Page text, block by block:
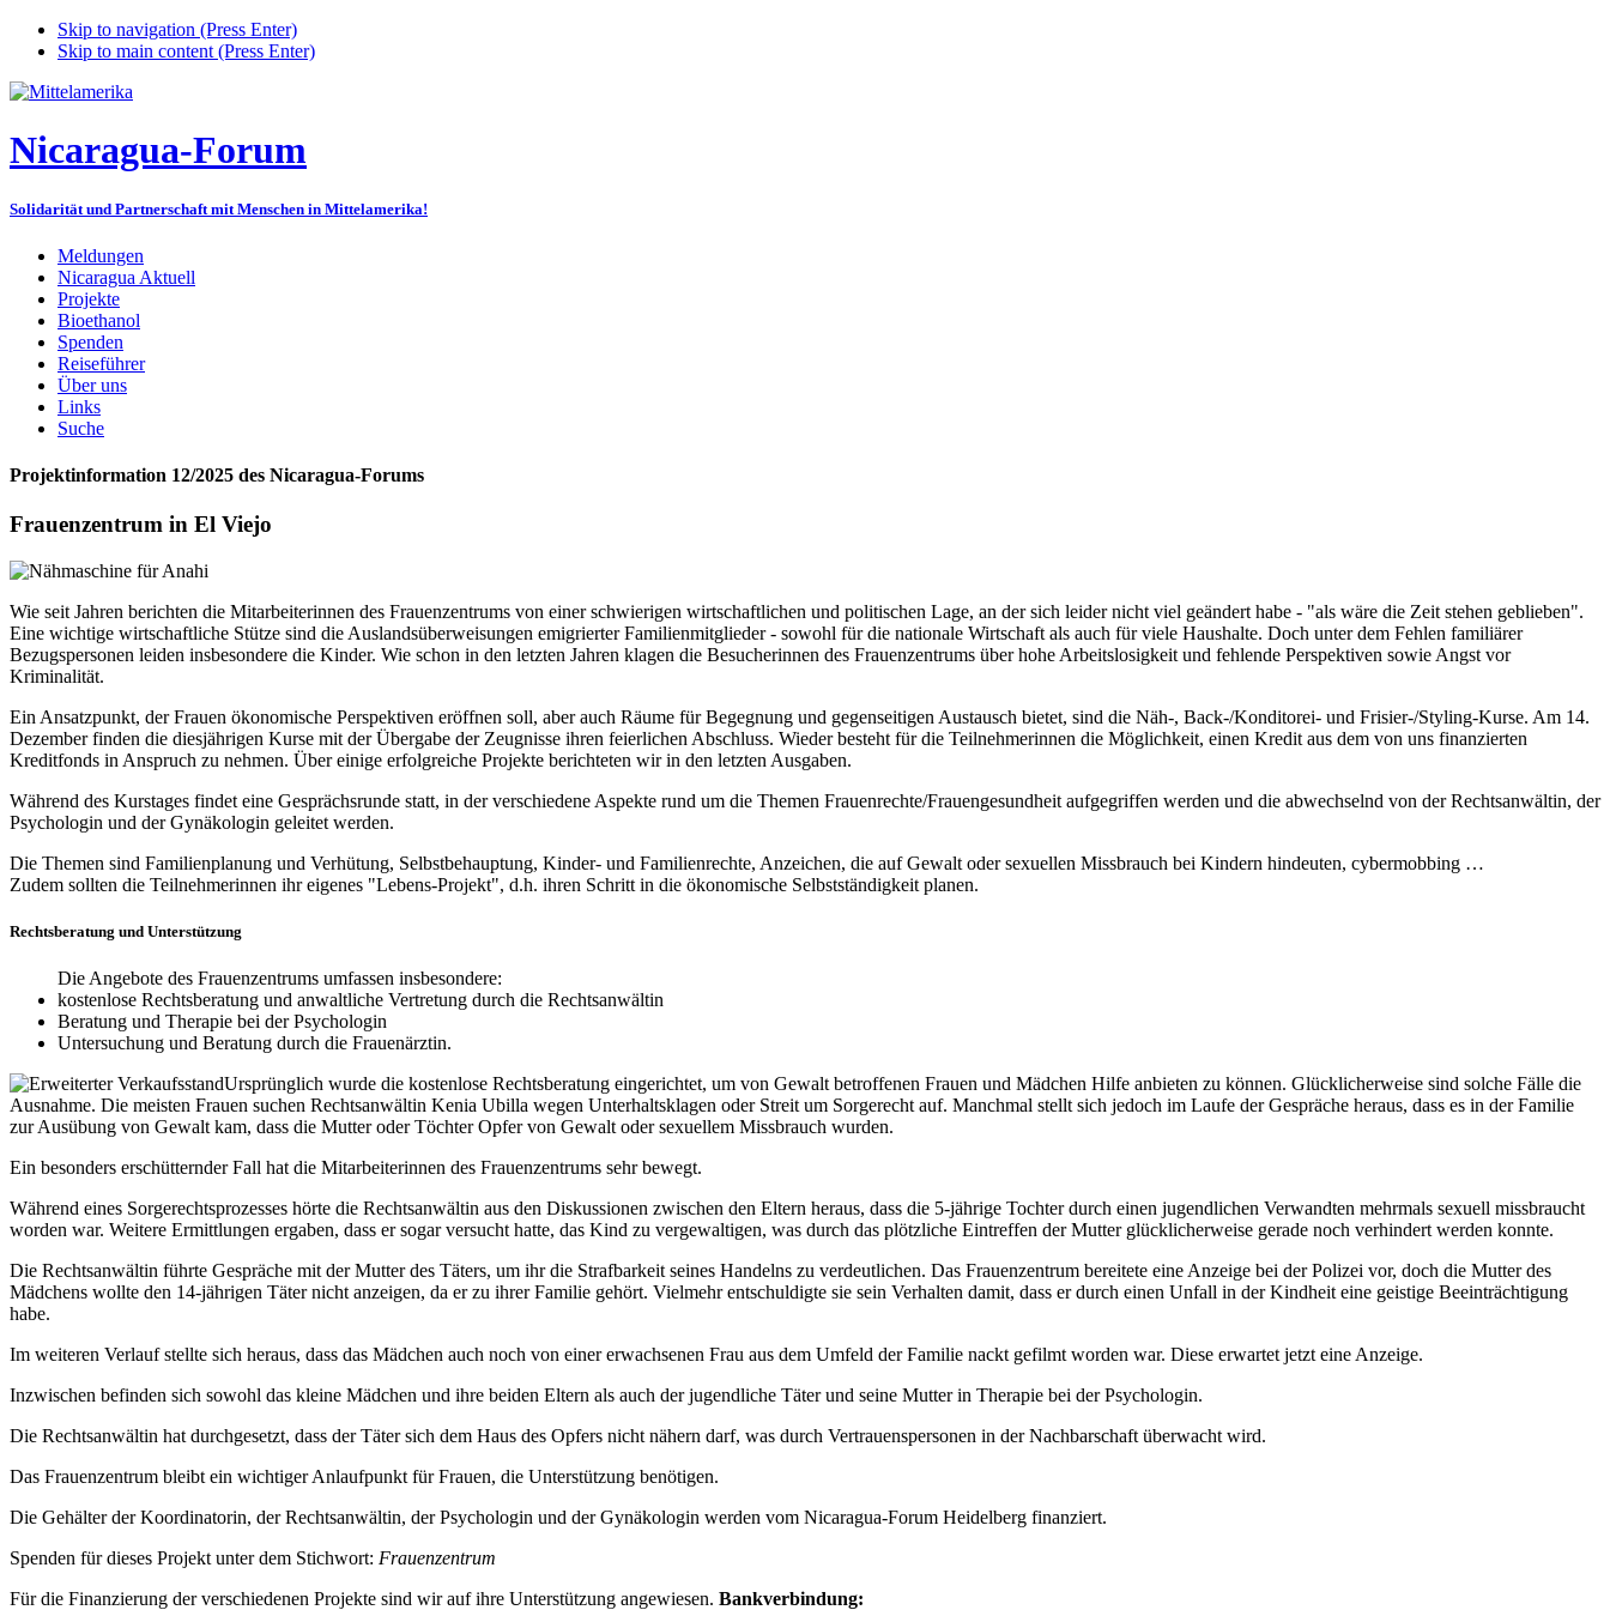
Skip to navigation (Press Enter)
Skip to main content (Press Enter)
Nicaragua-Forum
Solidarität und Partnerschaft mit Menschen in Mittelamerika!
Meldungen
Nicaragua Aktuell
Projekte
Bioethanol
Spenden
Reiseführer
Über uns
Links
Suche
Projektinformation 12/2025 des Nicaragua-Forums
Frauenzentrum in El Viejo
Wie seit Jahren berichten die Mitarbeiterinnen des Frauenzentrums von einer schwierigen wirtschaftlichen und politischen Lage, an der sich leider nicht viel geändert habe - "als wäre die Zeit stehen geblieben".
Eine wichtige wirtschaftliche Stütze sind die Auslandsüberweisungen emigrierter Familienmitglieder - sowohl für die nationale Wirtschaft als auch für viele Haushalte. Doch unter dem Fehlen familiärer
Bezugspersonen leiden insbesondere die Kinder. Wie schon in den letzten Jahren klagen die Besucherinnen des Frauenzentrums über hohe Arbeitslosigkeit und fehlende Perspektiven sowie Angst vor
Kriminalität.
Ein Ansatzpunkt, der Frauen ökonomische Perspektiven eröffnen soll, aber auch Räume für Begegnung und gegenseitigen Austausch bietet, sind die Näh-, Back-/Konditorei- und Frisier-/Styling-Kurse. Am 14.
Dezember finden die diesjährigen Kurse mit der Übergabe der Zeugnisse ihren feierlichen Abschluss. Wieder besteht für die Teilnehmerinnen die Möglichkeit, einen Kredit aus dem von uns finanzierten
Kreditfonds in Anspruch zu nehmen. Über einige erfolgreiche Projekte berichteten wir in den letzten Ausgaben.
Während des Kurstages findet eine Gesprächsrunde statt, in der verschiedene Aspekte rund um die Themen Frauenrechte/Frauengesundheit aufgegriffen werden und die abwechselnd von der Rechtsanwältin, der
Psychologin und der Gynäkologin geleitet werden.
Die Themen sind Familienplanung und Verhütung, Selbstbehauptung, Kinder- und Familienrechte, Anzeichen, die auf Gewalt oder sexuellen Missbrauch bei Kindern hindeuten, cybermobbing …
Zudem sollten die Teilnehmerinnen ihr eigenes "Lebens-Projekt", d.h. ihren Schritt in die ökonomische Selbstständigkeit planen.
Rechtsberatung und Unterstützung
Die Angebote des Frauenzentrums umfassen insbesondere:
kostenlose Rechtsberatung und anwaltliche Vertretung durch die Rechtsanwältin
Beratung und Therapie bei der Psychologin
Untersuchung und Beratung durch die Frauenärztin.
Ursprünglich wurde die kostenlose Rechtsberatung eingerichtet, um von Gewalt betroffenen Frauen und Mädchen Hilfe anbieten zu können. Glücklicherweise sind solche Fälle die
Ausnahme. Die meisten Frauen suchen Rechtsanwältin Kenia Ubilla wegen Unterhaltsklagen oder Streit um Sorgerecht auf. Manchmal stellt sich jedoch im Laufe der Gespräche heraus, dass es in der Familie
zur Ausübung von Gewalt kam, dass die Mutter oder Töchter Opfer von Gewalt oder sexuellem Missbrauch wurden.
Ein besonders erschütternder Fall hat die Mitarbeiterinnen des Frauenzentrums sehr bewegt.
Während eines Sorgerechtsprozesses hörte die Rechtsanwältin aus den Diskussionen zwischen den Eltern heraus, dass die 5-jährige Tochter durch einen jugendlichen Verwandten mehrmals sexuell missbraucht
worden war. Weitere Ermittlungen ergaben, dass er sogar versucht hatte, das Kind zu vergewaltigen, was durch das plötzliche Eintreffen der Mutter glücklicherweise gerade noch verhindert werden konnte.
Die Rechtsanwältin führte Gespräche mit der Mutter des Täters, um ihr die Strafbarkeit seines Handelns zu verdeutlichen. Das Frauenzentrum bereitete eine Anzeige bei der Polizei vor, doch die Mutter des
Mädchens wollte den 14-jährigen Täter nicht anzeigen, da er zu ihrer Familie gehört. Vielmehr entschuldigte sie sein Verhalten damit, dass er durch einen Unfall in der Kindheit eine geistige Beeinträchtigung
habe.
Im weiteren Verlauf stellte sich heraus, dass das Mädchen auch noch von einer erwachsenen Frau aus dem Umfeld der Familie nackt gefilmt worden war. Diese erwartet jetzt eine Anzeige.
Inzwischen befinden sich sowohl das kleine Mädchen und ihre beiden Eltern als auch der jugendliche Täter und seine Mutter in Therapie bei der Psychologin.
Die Rechtsanwältin hat durchgesetzt, dass der Täter sich dem Haus des Opfers nicht nähern darf, was durch Vertrauenspersonen in der Nachbarschaft überwacht wird.
Das Frauenzentrum bleibt ein wichtiger Anlaufpunkt für Frauen, die Unterstützung benötigen.
Die Gehälter der Koordinatorin, der Rechtsanwältin, der Psychologin und der Gynäkologin werden vom Nicaragua-Forum Heidelberg finanziert.
Spenden für dieses Projekt unter dem Stichwort: Frauenzentrum
Für die Finanzierung der verschiedenen Projekte sind wir auf ihre Unterstützung angewiesen. Bankverbindung: